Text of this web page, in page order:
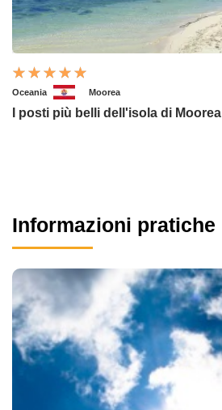
Oceania Moorea
I posti più belli dell'isola di Moorea
Informazioni pratiche